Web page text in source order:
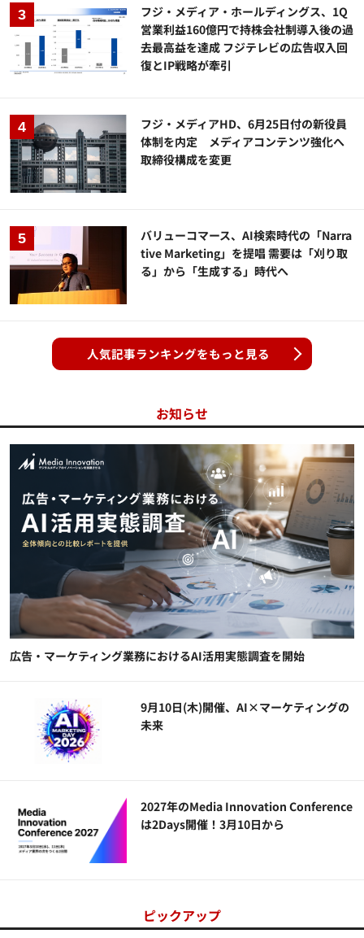
フジ・メディア・ホールディングス、1Q
営業利益160億円で持株会社制導入後の過
去最高益を達成 フジテレビの広告収入回
復とIP戦略が牽引
フジ・メディアHD、6月25日付の新役員
体制を内定 メディアコンテンツ強化へ
取締役構成を変更
バリューコマース、AI検索時代の「Narra
tive Marketing」を提唱 需要は「刈り取
る」から「生成する」時代へ
人気記事ランキングをもっと見る
お知らせ
広告・マーケティング業務におけるAI活用実態調査を開始
9月10日(木)開催、AI×マーケティングの
未来
2027年のMedia Innovation Conference
は2Days開催！3月10日から
ピックアップ